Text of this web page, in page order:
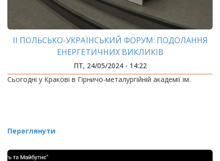
ІІ ПОЛЬСЬКО-УКРАЇНСЬКИЙ ФОРУМ: ПОДОЛАННЯ
ЕНЕРГЕТИЧНИХ ВИКЛИКІВ
ПТ, 24/05/2024 - 14:22
Сьогодні у Кракові в Гірничо-металургійній академії ім.
Переглянути